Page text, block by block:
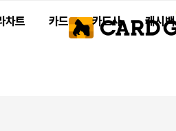
차트 카드 카드사 캐시백